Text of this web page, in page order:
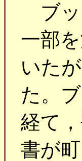
ブッ
一部
いた
た。
経て
書が